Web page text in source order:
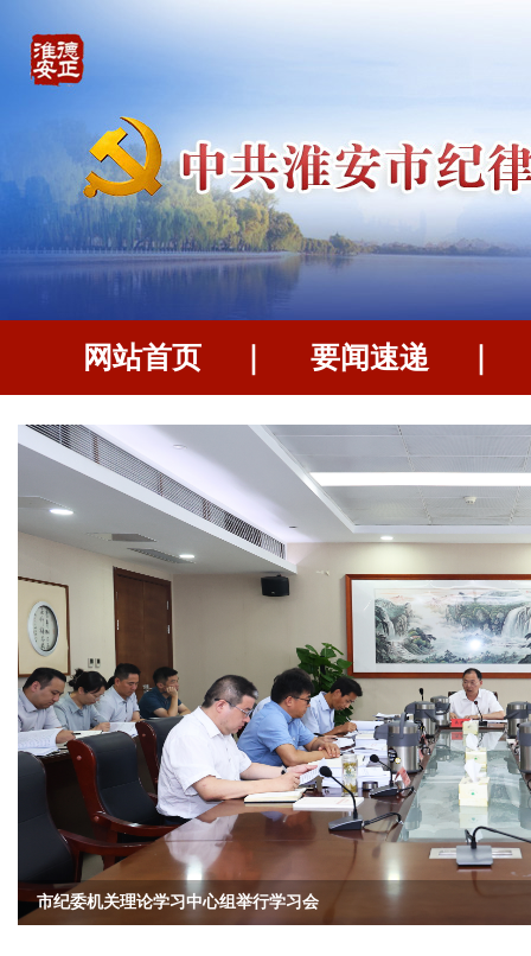
网站首页 要闻速递
市纪委机关理论学习中心组举行学习会